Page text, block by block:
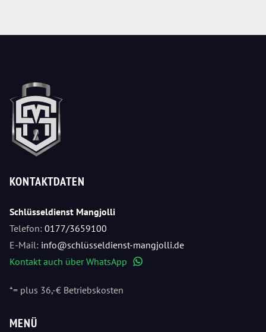
KONTAKTDATEN
Schlüsseldienst Mangjolli
Telefon: 0177/3659100
E-Mail: info@schlüsseldienst-mangjolli.de
Kontakt auch über WhatsApp
*= plus 36,-€ Betriebskosten
MENÜ